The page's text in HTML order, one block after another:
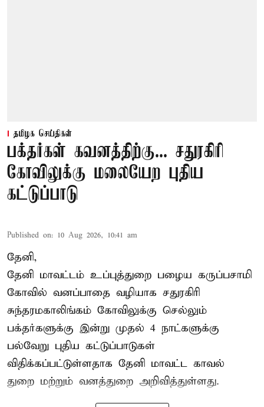
தமிழக செய்திகள்
பக்தர்கள் கவனத்திற்கு... சதுரகிரி
கோவிலுக்கு மலையேற புதிய
கட்டுப்பாடு
Published on: 10 Aug 2026, 10:41 am
தேனி,
தேனி மாவட்டம் உப்புத்துறை பழைய கருப்பசாமி
கோவில் வனப்பாதை வழியாக சதுரகிரி
சுந்தரமகாலிங்கம் கோவிலுக்கு செல்லும்
பக்தர்களுக்கு இன்று முதல் 4 நாட்களுக்கு
பல்வேறு புதிய கட்டுப்பாடுகள்
விதிக்கப்பட்டுள்ளதாக தேனி மாவட்ட காவல்
துறை மற்றும் வனத்துறை அறிவித்துள்ளது.